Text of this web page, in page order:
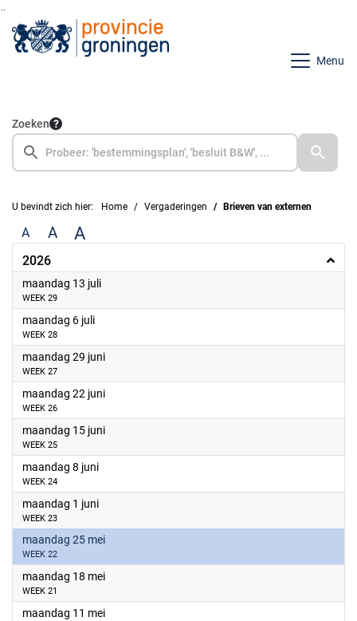
Ga naar de inhoud van deze pagina
Ga naar het zoeken
Ga naar het menu
Menu
Zoeken
U bevindt zich hier: Home Vergaderingen Brieven van externen
A A A
2026
maandag 13 juli2026
WEEK 29
maandag 6 juli2026
WEEK 28
maandag 29 juni2026
WEEK 27
maandag 22 juni2026
WEEK 26
maandag 15 juni2026
WEEK 25
maandag 8 juni2026
WEEK 24
maandag 1 juni2026
WEEK 23
maandag 25 mei2026
WEEK 22
maandag 18 mei2026
WEEK 21
maandag 11 mei2026